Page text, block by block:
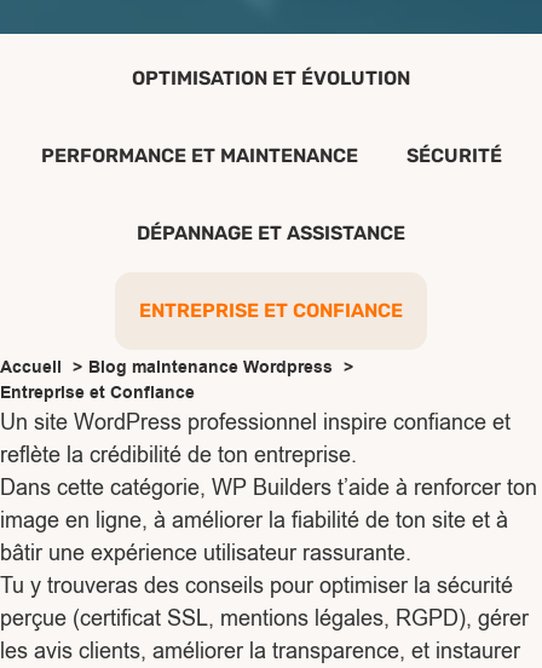
OPTIMISATION ET ÉVOLUTION
PERFORMANCE ET MAINTENANCE SÉCURITÉ
DÉPANNAGE ET ASSISTANCE
ENTREPRISE ET CONFIANCE
Accueil
Blog maintenance Wordpress
Entreprise et Confiance
Un site WordPress professionnel inspire confiance et
reflète la crédibilité de ton entreprise.
Dans cette catégorie, WP Builders t’aide à renforcer ton
image en ligne, à améliorer la fiabilité de ton site et à
bâtir une expérience utilisateur rassurante.
Tu y trouveras des conseils pour optimiser la sécurité
perçue (certificat SSL, mentions légales, RGPD), gérer
les avis clients, améliorer la transparence, et instaurer